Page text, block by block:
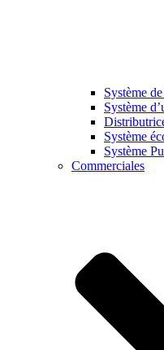
Système
Système
Système
Système
Commerciales